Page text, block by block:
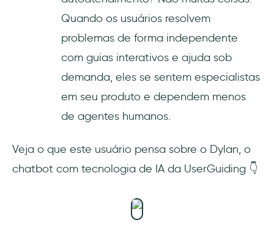
Quando os usuários resolvem
problemas de forma independente
com guias interativos e ajuda sob
demanda, eles se sentem especialistas
em seu produto e dependem menos
de agentes humanos.
Veja o que este usuário pensa sobre o Dylan, o
chatbot com tecnologia de IA da UserGuiding 👇